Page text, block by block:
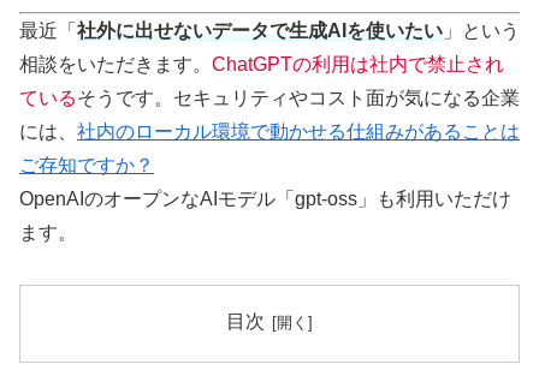
最近「 社外に出せないデータで生成AIを使いたい 」という
相談をいただきます。 ChatGPTの利用は社内で禁止され
ているそうです。セキュリティやコスト面が気になる企業
には、 社内のローカル環境で動かせる仕組みがあることは
ご存知ですか？
OpenAIのオープンなAIモデル「gpt-oss」も利用いただけ
ます。
目次